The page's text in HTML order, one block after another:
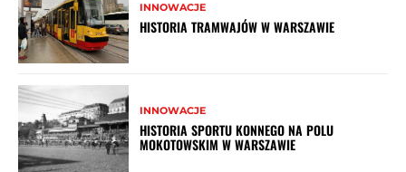
INNOWACJE
HISTORIA TRAMWAJÓW W WARSZAWIE
INNOWACJE
HISTORIA SPORTU KONNEGO NA POLU
MOKOTOWSKIM W WARSZAWIE